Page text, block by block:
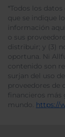
*Todos los
que se indique
información
o sus
distribuir; y (3)
oportuna. Ni
contenido son
surjan del uso
proveedores de
financieros más
mundo. https://